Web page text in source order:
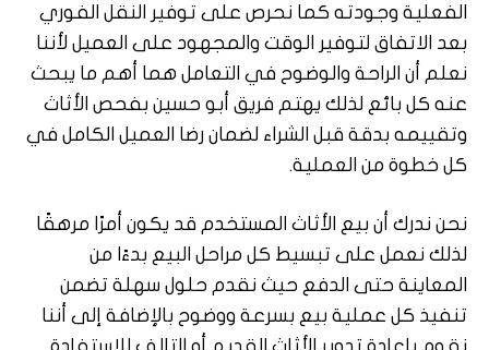
الفعلية وجودته كما نحرص على توفير النقل الفوري
بعد الاتفاق لتوفير الوقت والمجهود على العميل لأننا
نعلم أن الراحة والوضوح في التعامل هما أهم ما يبحث
عنه كل بائع لذلك يهتم فريق أبو حسين بفحص الأثاث
وتقييمه بدقة قبل الشراء لضمان رضا العميل الكامل في
كل خطوة من العملية.
نحن ندرك أن بيع الأثاث المستخدم قد يكون أمرًا مرهقًا
لذلك نعمل على تبسيط كل مراحل البيع بدءًا من
المعاينة حتى الدفع حيث نقدم حلول سهلة تضمن
تنفيذ كل عملية بيع بسرعة ووضوح بالإضافة إلى أننا
نقوم بإعادة تدوير الأثاث القديم أو التالف للاستفادة